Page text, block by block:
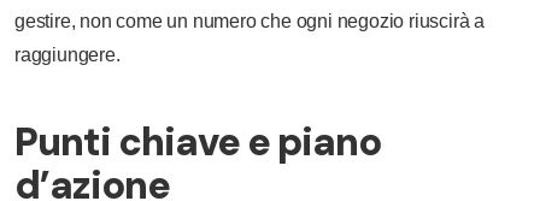
gestire, non come un numero che ogni negozio riuscirà a
raggiungere.
Punti chiave e piano
d’azione